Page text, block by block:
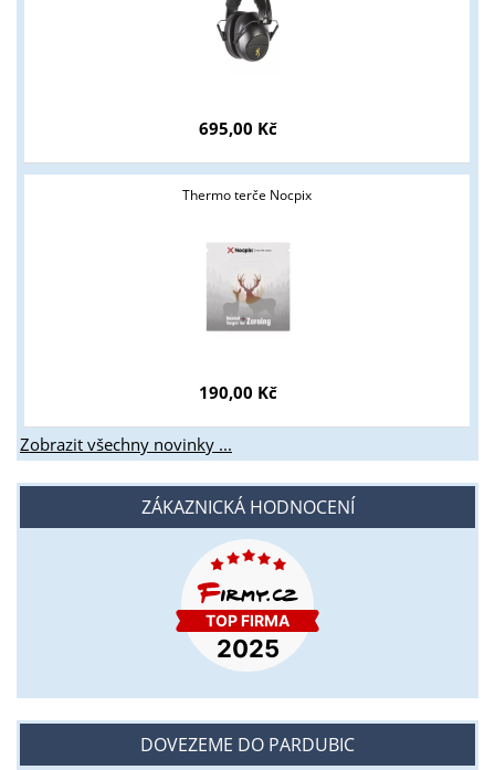
695,00 Kč
Thermo terče Nocpix
190,00 Kč
Zobrazit všechny novinky ...
ZÁKAZNICKÁ HODNOCENÍ
DOVEZEME DO PARDUBIC